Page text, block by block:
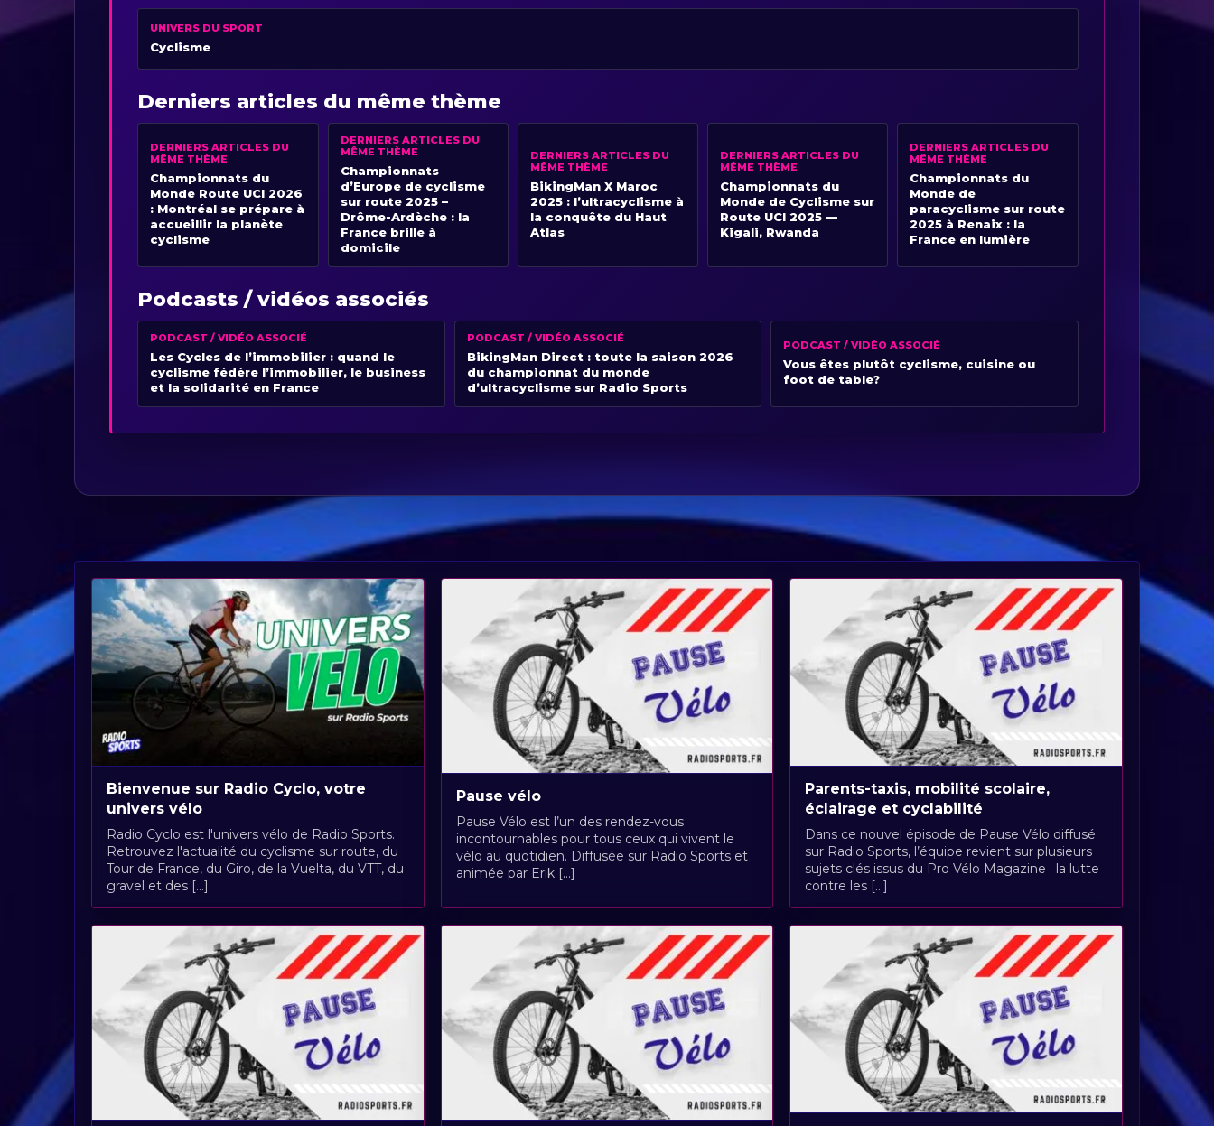
UNIVERS DU SPORT
Cyclisme
Derniers articles du même thème
DERNIERS ARTICLES DU
MÊME THÈME
Championnats du
Monde Route UCI 2026
: Montréal se prépare à
accueillir la planète
cyclisme
DERNIERS ARTICLES DU
MÊME THÈME
Championnats
d’Europe de cyclisme
sur route 2025 –
Drôme-Ardèche : la
France brille à
domicile
DERNIERS ARTICLES DU
MÊME THÈME
BikingMan X Maroc
2025 : l’ultracyclisme à
la conquête du Haut
Atlas
DERNIERS ARTICLES DU
MÊME THÈME
Championnats du
Monde de Cyclisme sur
Route UCI 2025 —
Kigali, Rwanda
DERNIERS ARTICLES DU
MÊME THÈME
Championnats du
Monde de
paracyclisme sur route
2025 à Renaix : la
France en lumière
Podcasts / vidéos associés
PODCAST / VIDÉO ASSOCIÉ
Les Cycles de l’immobilier : quand le
cyclisme fédère l’immobilier, le business
et la solidarité en France
PODCAST / VIDÉO ASSOCIÉ
BikingMan Direct : toute la saison 2026
du championnat du monde
d’ultracyclisme sur Radio Sports
PODCAST / VIDÉO ASSOCIÉ
Vous êtes plutôt cyclisme, cuisine ou
foot de table?
Bienvenue sur Radio Cyclo, votre
univers vélo
Radio Cyclo est l'univers vélo de Radio Sports.
Retrouvez l'actualité du cyclisme sur route, du
Tour de France, du Giro, de la Vuelta, du VTT, du
gravel et des [...]
Pause vélo
Pause Vélo est l’un des rendez-vous
incontournables pour tous ceux qui vivent le
vélo au quotidien. Diffusée sur Radio Sports et
animée par Erik [...]
Parents-taxis, mobilité scolaire,
éclairage et cyclabilité
Dans ce nouvel épisode de Pause Vélo diffusé
sur Radio Sports, l’équipe revient sur plusieurs
sujets clés issus du Pro Vélo Magazine : la lutte
contre les [...]